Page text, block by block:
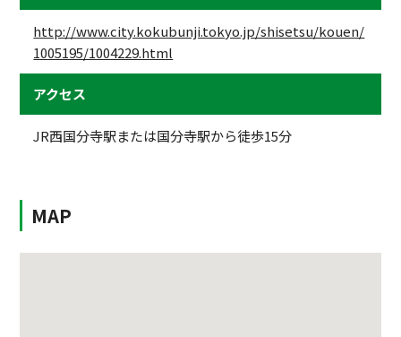
http://www.city.kokubunji.tokyo.jp/shisetsu/kouen/
1005195/1004229.html
アクセス
JR西国分寺駅または国分寺駅から徒歩15分
MAP